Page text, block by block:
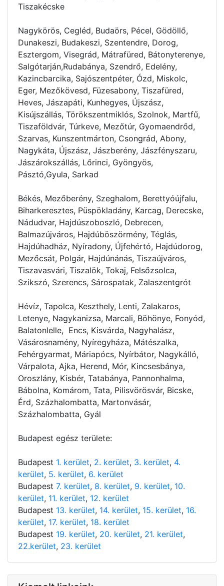
Tiszakécske
Nagykörös, Cegléd, Budaörs, Pécel, Gödöllő,
Dunakeszi, Budakeszi, Szentendre, Dorog,
Esztergom, Visegrád, Mátrafüred, Bátonyterenye,
Salgótarján,Rudabánya, Szendrő, Edelény,
Kazincbarcika, Sajószentpéter, Ózd, Miskolc,
Eger, Mezőkövesd, Füzesabony, Tiszafüred,
Heves, Jászapáti, Kunhegyes, Újszász,
Kisújszállás, Törökszentmiklós, Szolnok, Martfű,
Tiszaföldvár, Túrkeve, Mezőtúr, Gyomaendrőd,
Szarvas, Kunszentmárton, Csongrád, Abony,
Nagykáta, Újszász, Jászberény, Jászfényszaru,
Jászárokszállás, Lőrinci, Gyöngyös,
Pásztó,Gyula, Sarkad
Békés, Mezőberény, Szeghalom, Berettyóújfalu,
Biharkeresztes, Püspökladány, Karcag, Derecske,
Nádudvar, Hajdúszoboszló, Debrecen,
Balmazújváros, Hajdúböszörmény, Téglás,
Hajdúhadház, Nyíradony, Újfehértó, Hajdúdorog,
Mezőcsát, Polgár, Hajdúnánás, Tiszaújváros,
Tiszavasvári, Tiszalök, Tokaj, Felsőzsolca,
Szikszó, Szerencs, Sárospatak, Zalaszentgrót
Hévíz, Tapolca, Keszthely, Lenti, Zalakaros,
Letenye, Nagykanizsa, Marcali, Böhönye, Fonyód,
Balatonlelle, Encs, Kisvárda, Nagyhalász,
Vásárosnamény, Nyíregyháza, Mátészalka,
Fehérgyarmat, Máriapócs, Nyírbátor, Nagykálló,
Várpalota, Ajka, Herend, Mór, Kincsesbánya,
Oroszlány, Kisbér, Tatabánya, Pannonhalma,
Bábolna, Komárom, Tata, Pilisvörösvár, Bicske,
Érd, Százhalombatta, Martonvásár,
Százhalombatta, Gyál
Budapest egész területe:
Budapest 1. kerület, 2. kerület, 3. kerület, 4.
kerület, 5. kerület, 6. kerület
Budapest 7. kerület, 8. kerület, 9. kerület, 10.
kerület, 11. kerület, 12. kerület
Budapest 13. kerület, 14. kerület, 15. kerület, 16.
kerület, 17. kerület, 18. kerület
Budapest 19. kerület, 20. kerület, 21. kerület,
22.kerület, 23. kerület